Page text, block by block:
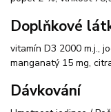
Doplňkové
vitamín D3 2000 m.j.,
manganatý 15 mg,
Dávkování